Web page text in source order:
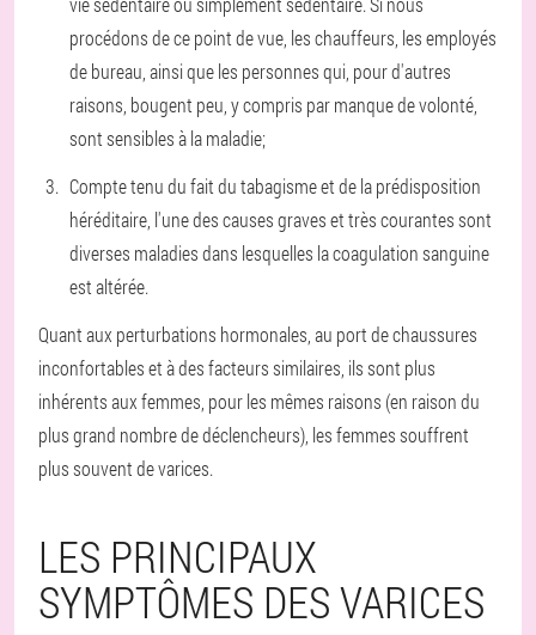
procédons de ce point de vue, les chauffeurs, les employés
de bureau, ainsi que les personnes qui, pour d'autres
raisons, bougent peu, y compris par manque de volonté,
sont sensibles à la maladie;
Compte tenu du fait du tabagisme et de la prédisposition
héréditaire, l'une des causes graves et très courantes sont
diverses maladies dans lesquelles la coagulation sanguine
est altérée.
Quant aux perturbations hormonales, au port de chaussures
inconfortables et à des facteurs similaires, ils sont plus
inhérents aux femmes, pour les mêmes raisons (en raison du
plus grand nombre de déclencheurs), les femmes souffrent
plus souvent de varices.
LES PRINCIPAUX
SYMPTÔMES DES VARICES